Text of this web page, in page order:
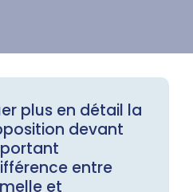
plus en détail la
devant
entre
et